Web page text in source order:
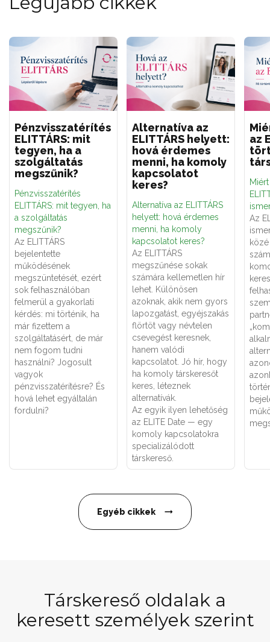
Pénzvisszatérítés
ELITTÁRS: mit
tegyen, ha a
szolgáltatás
megszűnik?
Pénzvisszatérítés
ELITTÁRS: mit tegyen, ha
a szolgáltatás
megszűnik?
Az ELITTÁRS
bejelentette
működésének
megszüntetését, ezért
sok felhasználóban
felmerül a gyakorlati
kérdés: mi történik, ha
már fizettem a
szolgáltatásért, de már
nem fogom tudni
használni? Jogosult
vagyok
pénzvisszatérítésre? És
hová lehet egyáltalán
fordulni?
Alternatíva az
ELITTÁRS helyett:
hová érdemes
menni, ha komoly
kapcsolatot
keres?
Alternatíva az ELITTÁRS
helyett: hová érdemes
menni, ha komoly
kapcsolatot keres?
Az ELITTÁRS
megszűnése sokak
számára kellemetlen hír
lehet. Különösen
azoknak, akik nem gyors
lapozgatást, egyéjszakás
flörtöt vagy névtelen
csevegést keresnek,
hanem valódi
kapcsolatot. Jó hír, hogy
ha komoly társkeresőt
keres, léteznek
alternatívák.
Az egyik ilyen lehetőség
az ELITE Date — egy
komoly kapcsolatokra
specializálódott
társkereső.
az
Az
Egyéb cikkek
Társkereső oldalak a
keresett személyek szerint